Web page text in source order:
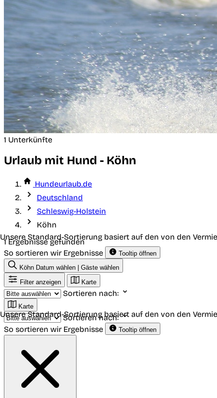
1 Unterkünfte
Urlaub mit Hund - Köhn
Hundeurlaub.de
Deutschland
Schleswig-Holstein
Köhn
1 Ergebnisse gefunden
So sortieren wir Ergebnisse
Tooltip öffnen
Unsere Standard-Sortierung basiert auf den von den
Köhn Datum wählen | Gäste wählen
Filter anzeigen
Karte
Sortieren nach:
Karte
Sortieren nach:
So sortieren wir Ergebnisse
Tooltip öffnen
Unsere Standard-Sortierung basiert auf den von den